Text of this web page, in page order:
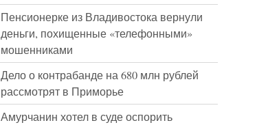
Пенсионерке из Владивостока вернули
деньги, похищенные «телефонными»
мошенниками
Дело о контрабанде на 680 млн рублей
рассмотрят в Приморье
Амурчанин хотел в суде оспорить